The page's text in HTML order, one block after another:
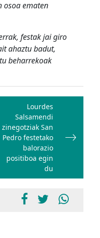
osoa ematen
festak jai giro
ahaztu badut,
beharrekoak
Lourdes
Salsamendi
zinegotziak San
Pedro festetako
balorazio
positiboa egin
du